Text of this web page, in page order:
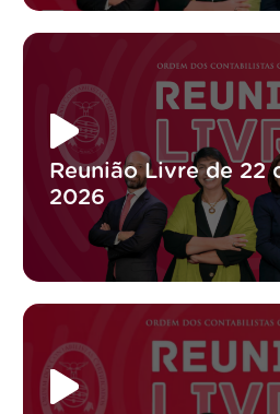
Reunião Livre de 22
2026